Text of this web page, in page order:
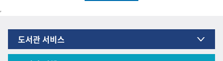
도서관 서비스